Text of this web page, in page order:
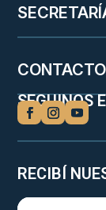
CONTACTO
SEGUINOS
RECIBÍ